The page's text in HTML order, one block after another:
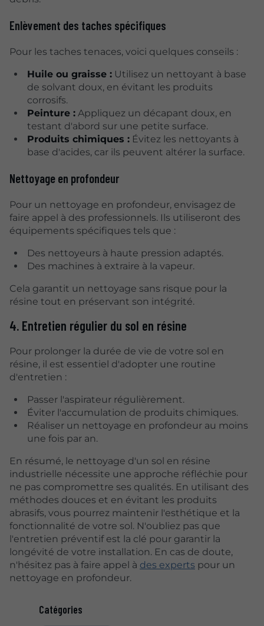
Catégories
Enlèvement des taches spécifiques
Pour les taches tenaces, voici quelques conseils :
Huile ou graisse :Utilisez un nettoyant à base
de solvant doux, en évitant les produits
corrosifs.
Peinture :Appliquez un décapant doux, en
testant d'abord sur une petite surface.
Produits chimiques :Évitez les nettoyants à
base d'acides, car ils peuvent altérer la surface.
Nettoyage en profondeur
Pour un nettoyage en profondeur, envisagez de
faire appel à des professionnels. Ils utiliseront des
équipements spécifiques tels que :
Des nettoyeurs à haute pression adaptés.
Des machines à extraire à la vapeur.
Cela garantit un nettoyage sans risque pour la
résine tout en préservant son intégrité.
4. Entretien régulier du sol en résine
Pour prolonger la durée de vie de votre sol en
résine, il est essentiel d'adopter une routine
d'entretien :
Passer l'aspirateur régulièrement.
Éviter l'accumulation de produits chimiques.
Réaliser un nettoyage en profondeur au moins
une fois par an.
En résumé, le nettoyage d'un sol en résine
industrielle nécessite une approche réfléchie pour
ne pas compromettre ses qualités. En utilisant des
méthodes douces et en évitant les produits
abrasifs, vous pourrez maintenir l'esthétique et la
fonctionnalité de votre sol. N'oubliez pas que
l'entretien préventif est la clé pour garantir la
longévité de votre installation. En cas de doute,
n'hésitez pas à faire appel à des experts pour un
nettoyage en profondeur.